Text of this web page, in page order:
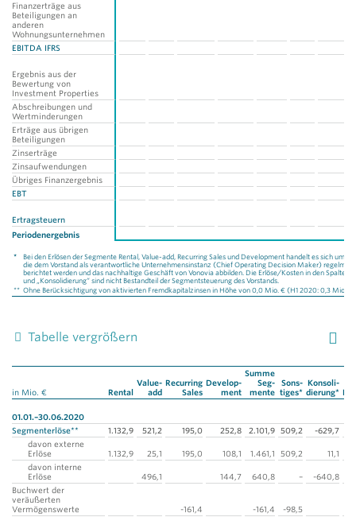
Finanzerträge aus
Beteiligungen an
anderen
Wohnungsunternehmen
EBITDA IFRS
Ergebnis aus der
Bewertung von
Investment Properties
Abschreibungen und
Wertminderungen
Erträge aus übrigen
Beteiligungen
Zinserträge
Zinsaufwendungen
Übriges Finanzergebnis
EBT
Ertragsteuern
Periodenergebnis
*
Bei den Erlösen der Segmente Rental, Value-add, Recurring Sales und Development handelt es sich um
die dem Vorstand als verantwortliche Unternehmensinstanz (Chief Operating Decision Maker)
berichtet werden und das nachhaltige Geschäft von Vonovia abbilden. Die Erlöse/Kosten in den Spalten
und „Konsolidierung“ sind nicht Bestandteil der Segmentsteuerung des Vorstands.
** Ohne Berücksichtigung von aktivierten Fremdkapitalzinsen in Höhe von 0,0 Mio. € (H1 2020: 0,3 Mio.
Tabelle vergrößern
in Mio. € Rental
Value-
add
Recurring
Sales
Develop­
ment
Summe
Seg­
mente
Sons­
tiges*
Konsoli­
dierung*
01.01.–30.06.2020
Segmenterlöse**
1.132,9 521,2 195,0 252,8 2.101,9 509,2 -629,7
davon externe
Erlöse
1.132,9 25,1 195,0 108,1 1.461,1 509,2 11,1
davon interne
Erlöse
496,1 144,7 640,8 –
-640,8
Buchwert der
veräußerten
Vermögenswerte
-161,4 -161,4
-98,5